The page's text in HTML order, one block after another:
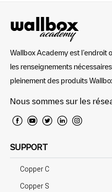
Wallbox Academy est l’endroit
les renseignements
pleinement des produits
Nous sommes sur les
SUPPORT
Copper C
Copper S